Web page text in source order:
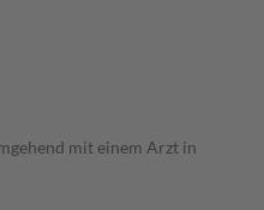
mit einem Arzt in